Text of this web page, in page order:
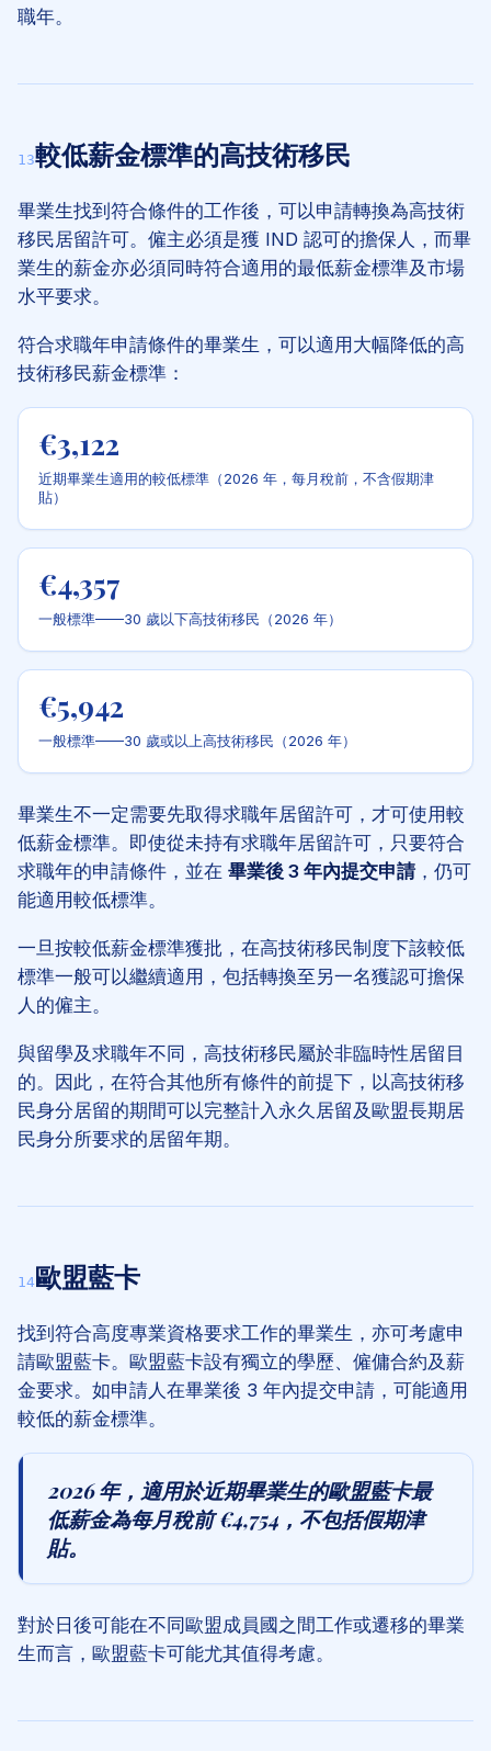
職年。
13較低薪金標準的高技術移民
畢業生找到符合條件的工作後，可以申請轉換為高技術
移民居留許可。僱主必須是獲 IND 認可的擔保人，而畢
業生的薪金亦必須同時符合適用的最低薪金標準及市場
水平要求。
符合求職年申請條件的畢業生，可以適用大幅降低的高
技術移民薪金標準：
€3,122
近期畢業生適用的較低標準（2026 年，每月稅前，不含假期津
貼）
€4,357
一般標準——30 歲以下高技術移民（2026 年）
€5,942
一般標準——30 歲或以上高技術移民（2026 年）
畢業生不一定需要先取得求職年居留許可，才可使用較
低薪金標準。即使從未持有求職年居留許可，只要符合
求職年的申請條件，並在 畢業後 3 年內提交申請，仍可
能適用較低標準。
一旦按較低薪金標準獲批，在高技術移民制度下該較低
標準一般可以繼續適用，包括轉換至另一名獲認可擔保
人的僱主。
與留學及求職年不同，高技術移民屬於非臨時性居留目
的。因此，在符合其他所有條件的前提下，以高技術移
民身分居留的期間可以完整計入永久居留及歐盟長期居
民身分所要求的居留年期。
14歐盟藍卡
找到符合高度專業資格要求工作的畢業生，亦可考慮申
請歐盟藍卡。歐盟藍卡設有獨立的學歷、僱傭合約及薪
金要求。如申請人在畢業後 3 年內提交申請，可能適用
較低的薪金標準。
2026 年，適用於近期畢業生的歐盟藍卡最
低薪金為每月稅前 €4,754，不包括假期津
貼。
對於日後可能在不同歐盟成員國之間工作或遷移的畢業
生而言，歐盟藍卡可能尤其值得考慮。